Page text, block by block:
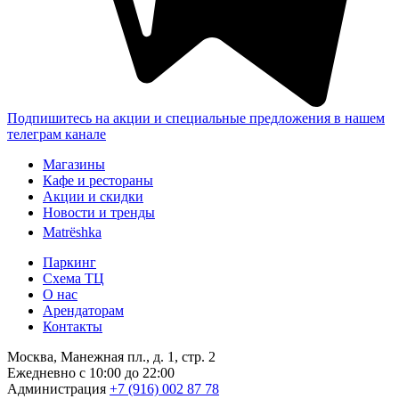
Подпишитесь на акции и специальные предложения в нашем
телеграм канале
Магазины
Кафе и рестораны
Акции и скидки
Новости и тренды
Matrёshka
Паркинг
Схема ТЦ
О нас
Арендаторам
Контакты
Москва, Манежная пл., д. 1, стр. 2
Ежедневно с 10:00 до 22:00
Администрация +7 (916) 002 87 78